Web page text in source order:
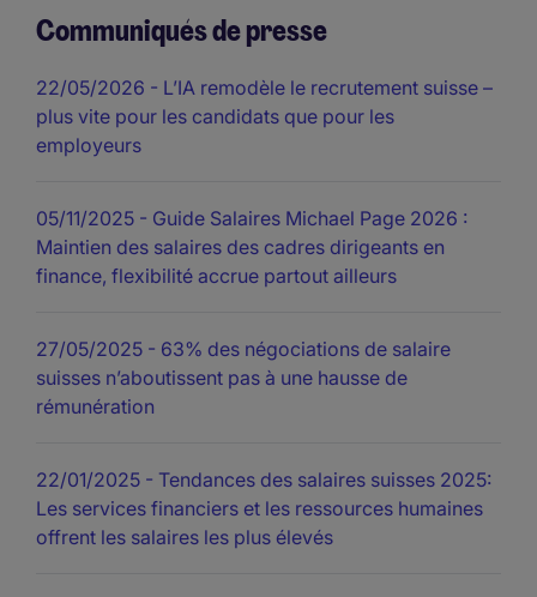
Communiqués de presse
22/05/2026 - L’IA remodèle le recrutement suisse –
plus vite pour les candidats que pour les
employeurs
05/11/2025 - Guide Salaires Michael Page 2026 :
Maintien des salaires des cadres dirigeants en
finance, flexibilité accrue partout ailleurs
27/05/2025 - 63% des négociations de salaire
suisses n’aboutissent pas à une hausse de
rémunération
22/01/2025 - Tendances des salaires suisses 2025:
Les services financiers et les ressources humaines
offrent les salaires les plus élevés